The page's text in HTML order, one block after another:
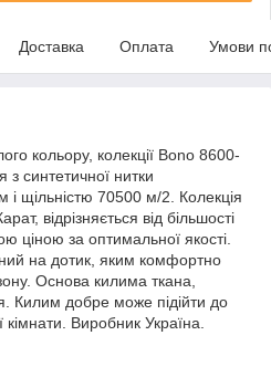
Доставка Оплата Умови
кольору, колекції Bono 8600-
синтетичної нитки
і щільністю 70500 м/2. Колекція
відрізняється від більшості
ціною за оптимальної якості.
на дотик, яким комфортно
Основа килима ткана,
Килим добре може підійти до
кімнати. Виробник Україна.